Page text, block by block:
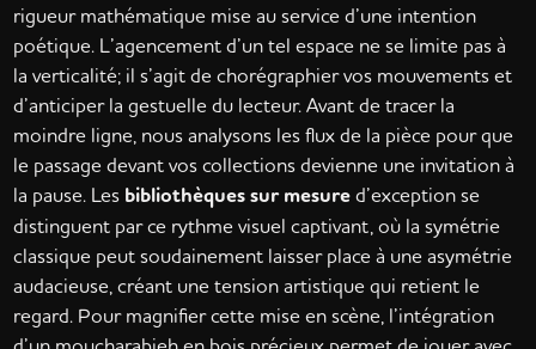
rigueur mathématique mise au service d’une intention
poétique. L’agencement d’un tel espace ne se limite pas à
la verticalité; il s’agit de chorégraphier vos mouvements et
d’anticiper la gestuelle du lecteur. Avant de tracer la
moindre ligne, nous analysons les flux de la pièce pour que
le passage devant vos collections devienne une invitation à
la pause. Les bibliothèques sur mesured’exception se
distinguent par ce rythme visuel captivant, où la symétrie
classique peut soudainement laisser place à une asymétrie
audacieuse, créant une tension artistique qui retient le
regard. Pour magnifier cette mise en scène, l’intégration